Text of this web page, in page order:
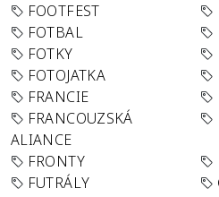
FOOTFEST
FOTBAL
FOTKY
FOTOJATKA
FRANCIE
FRANCOUZSKÁ
ALIANCE
FRONTY
FUTRÁLY